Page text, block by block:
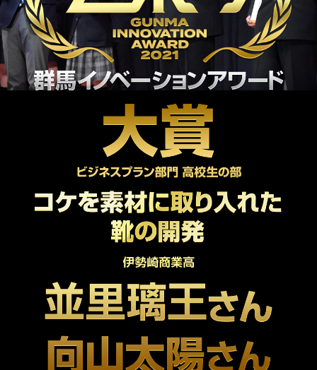
受賞者紹介
ファイナリスト発表内容
2020年（第8回）
2019年（第7回） AWARD 2019
2017年（第5回）
2016年（第4回）